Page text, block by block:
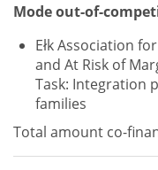
Mode out-of-
Ełk Association
and At Risk of
Task: Integration
families
Total amount co-